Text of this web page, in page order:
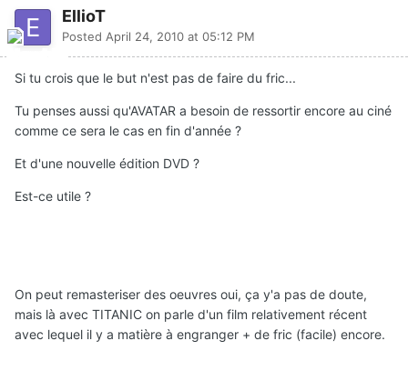
EllioT
Posted April 24, 2010 at 05:12 PM
Si tu crois que le but n'est pas de faire du fric...
Tu penses aussi qu'AVATAR a besoin de ressortir encore au ciné
comme ce sera le cas en fin d'année ?
Et d'une nouvelle édition DVD ?
Est-ce utile ?
On peut remasteriser des oeuvres oui, ça y'a pas de doute,
mais là avec TITANIC on parle d'un film relativement récent
avec lequel il y a matière à engranger + de fric (facile) encore.